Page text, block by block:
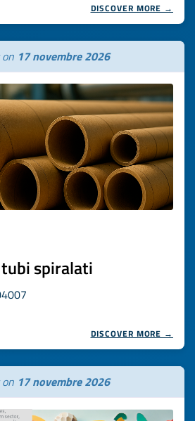
DISCOVER MORE →
17 novembre 2026
spiralati
DISCOVER MORE →
17 novembre 2026